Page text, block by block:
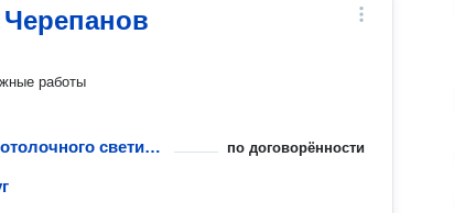
работы
Установка потолочного светильника на планку по договорённости